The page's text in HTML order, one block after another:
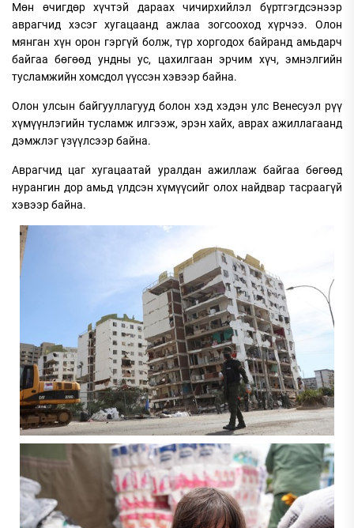
Мөн өчигдөр хүчтэй дараах чичирхийлэл бүртгэгдсэнээр
аврагчид хэсэг хугацаанд ажлаа зогсооход хүрчээ. Олон
мянган хүн орон гэргүй болж, түр хоргодох байранд амьдарч
байгаа бөгөөд ундны ус, цахилгаан эрчим хүч, эмнэлгийн
тусламжийн хомсдол үүссэн хэвээр байна.
Олон улсын байгууллагууд болон хэд хэдэн улс Венесуэл рүү
хүмүүнлэгийн тусламж илгээж, эрэн хайх, аврах ажиллагаанд
дэмжлэг үзүүлсээр байна.
Аврагчид цаг хугацаатай уралдан ажиллаж байгаа бөгөөд
нурангин дор амьд үлдсэн хүмүүсийг олох найдвар тасраагүй
хэвээр байна.